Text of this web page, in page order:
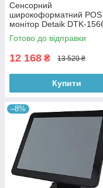
Сенсорний
широкоформатний POS
монітор Detaik DTK-
15.6″
Готово до відправки
12 168 ₴ 13 520 ₴
Купити
–8%